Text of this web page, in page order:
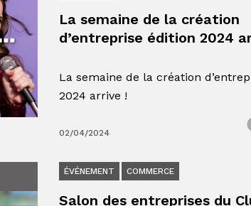
La semaine de la création
d’entreprise édition 2024
La semaine de la création
2024 arrive !
02/04/2024
ÉVÉNEMENT COMMERCE
Salon des entreprises du